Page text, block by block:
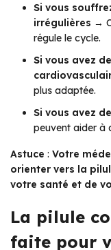
Si vous
irrégulières →
régule le cycle.
Si vous avez
plus adaptée.
Si vous avez
peuvent aider à
Astuce : Votre
orienter vers la
votre santé et de
La pilule
faite pour